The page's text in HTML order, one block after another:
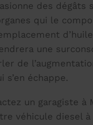
des dégâts
qui le
une
de
s’en échappe.
un garagiste à
véhicule diesel à